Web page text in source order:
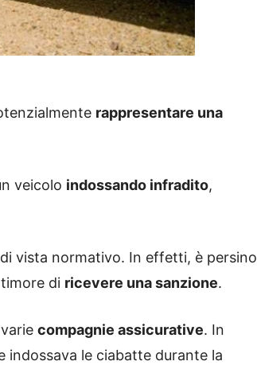
rappresentare una
veicolo indossando infradito,
vista normativo. In effetti, è persino
di ricevere una sanzione.
compagnie assicurative. In
indossava le ciabatte durante la